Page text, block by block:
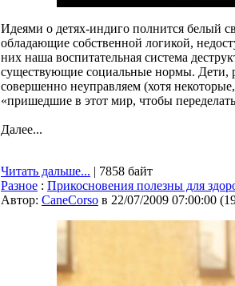
Идеями о детях-индиго полнится белый
обладающие собственной логикой,
них наша воспитательная система
существующие социальные нормы. Дети,
совершенно неуправляем (хотя
«пришедшие в этот мир, чтобы
Далее...
Читать дальше... | 7858 байт
Разное : Прикосновения полезны для
Автор: CaneCorso в 22/07/2009 07:00:00 (